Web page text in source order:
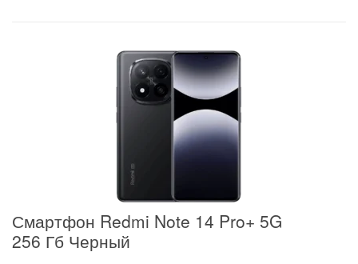
Смартфон Redmi Note 14 Pro+ 5G
256 Гб Черный